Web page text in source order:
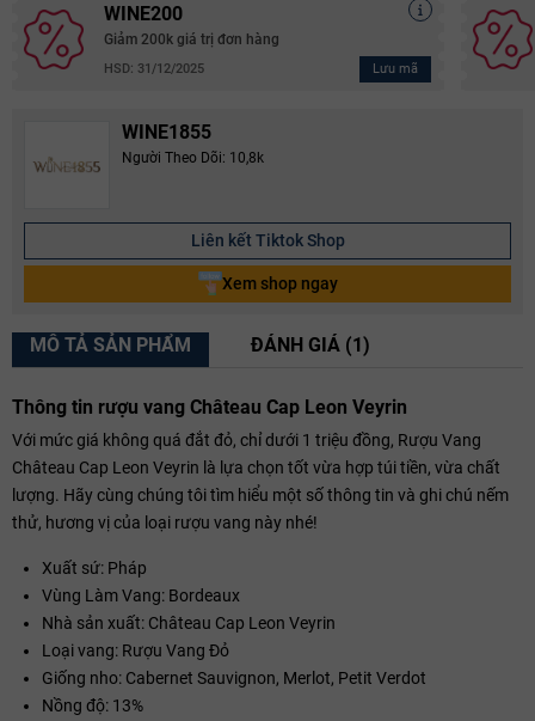
WINE200
Giảm 200k giá trị đơn hàng
HSD: 31/12/2025 Lưu mã
WINE1855
Người Theo Dõi: 10,8k
Liên kết Tiktok Shop
Xem shop ngay
MÔ TẢ SẢN PHẨM ĐÁNH GIÁ (1)
Thông tin rượu vang Château Cap Leon Veyrin
Với mức giá không quá đắt đỏ, chỉ dưới 1 triệu đồng, Rượu Vang
Château Cap Leon Veyrin là lựa chọn tốt vừa hợp túi tiền, vừa chất
lượng. Hãy cùng chúng tôi tìm hiểu một số thông tin và ghi chú nếm
thử, hương vị của loại rượu vang này nhé!
Xuất sứ: Pháp
Vùng Làm Vang: Bordeaux
Nhà sản xuất: Château Cap Leon Veyrin
Loại vang: Rượu Vang Đỏ
Giống nho: Cabernet Sauvignon, Merlot, Petit Verdot
Nồng độ: 13%